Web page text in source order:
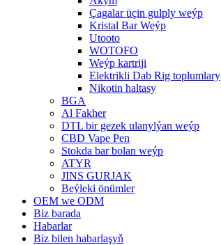
Çagalar üçin gulply weýp
Kristal Bar Weýp
Utooto
WOTOFO
Weýp kartriji
Elektrikli Dab Rig toplumlary
Nikotin haltasy
BGA
Al Fakher
DTL bir gezek ulanylýan weýp
CBD Vape Pen
Stokda bar bolan weýp
ATYR
JINS GURJAK
Beýleki önümler
OEM we ODM
Biz barada
Habarlar
Biz bilen habarlaşyň